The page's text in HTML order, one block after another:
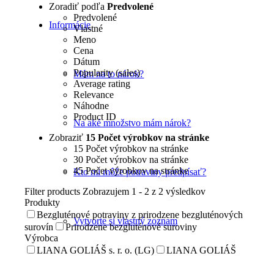
Informácie
Mám na to nárok?
Na aké množstvo mám nárok?
Kto mi môže potraviny predpísať?
Vytvorte si vlastný zoznam
Zoradiť podľaPredvolené
Predvolené
Vlastné
Meno
Cena
Dátum
Popularity (sales)
Average rating
Relevance
Náhodne
Product ID
Zobraziť 15 Počet výrobkov na stránke
15 Počet výrobkov na stránke
30 Počet výrobkov na stránke
45 Počet výrobkov na stránke
Filter products Zobrazujem 1 - 2 z 2 výsledkov
Produkty
Bezgluténové potraviny z prirodzene bezgluténových
surovín
Prirodzene bezgluténové suroviny
Výrobca
LIANA GOLIÁŠ s. r. o. (LG)
LIANA GOLIÁŠ